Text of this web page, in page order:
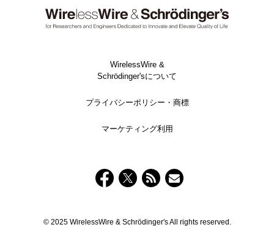
WirelessWire &
Schrödinger'sについて
プライバシーポリシー・商標
マーケティング利用
© 2025 WirelessWire & Schrödinger's All rights reserved.